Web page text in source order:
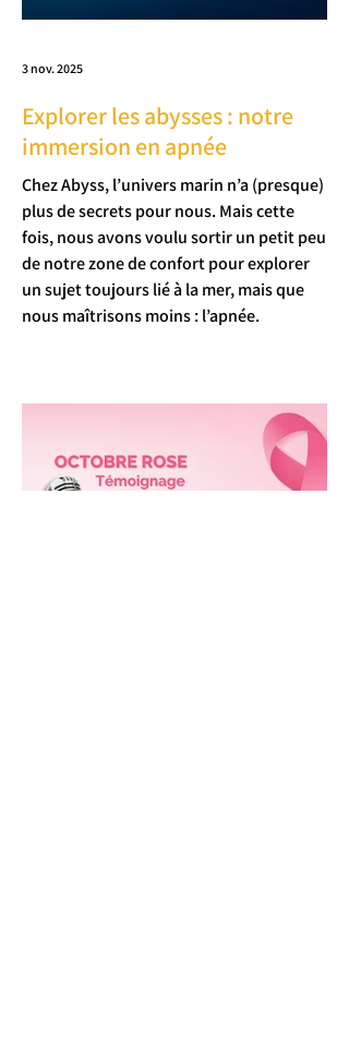
Explorer les abysses : notre
immersion en apnée
Chez Abyss, l’univers marin n’a (presque)
plus de secrets pour nous. Mais cette
fois, nous avons voulu sortir un petit peu
de notre zone de confort pour explorer
un sujet toujours lié à la mer, mais que
nous maîtrisons moins : l’apnée.
3 nov. 2025